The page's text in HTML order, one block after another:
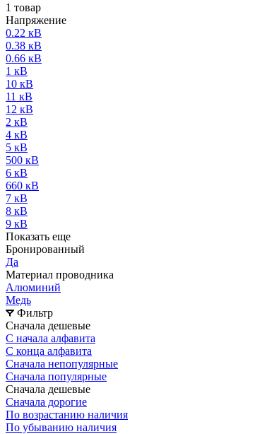
1 товар
Напряжение
0.22 кВ
0.38 кВ
0.66 кВ
1 кВ
10 кВ
11 кВ
12 кВ
2 кВ
4 кВ
5 кВ
500 кВ
6 кВ
660 кВ
7 кВ
8 кВ
9 кВ
Показать еще
Бронированный
Да
Материал проводника
Алюминий
Медь
Фильтр
Сначала дешевые
С начала алфавита
С конца алфавита
Сначала непопулярные
Сначала популярные
Сначала дешевые
Сначала дорогие
По возрастанию наличия
По убыванию наличия